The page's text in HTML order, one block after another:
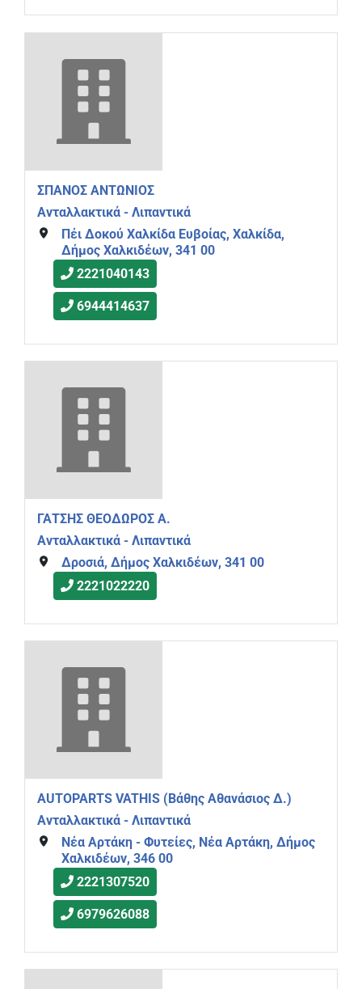
ΣΠΑΝΟΣ ΑΝΤΩΝΙΟΣ
Ανταλλακτικά - Λιπαντικά
Πέι Δοκού Χαλκίδα Ευβοίας, Χαλκίδα,
Δήμος Χαλκιδέων, 341 00
2221040143
6944414637
ΓΑΤΣΗΣ ΘΕΟΔΩΡΟΣ Α.
Ανταλλακτικά - Λιπαντικά
Δροσιά, Δήμος Χαλκιδέων, 341 00
2221022220
AUTOPARTS VATHIS (Βάθης Αθανάσιος Δ.)
Ανταλλακτικά - Λιπαντικά
Νέα Αρτάκη - Φυτείες, Νέα Αρτάκη, Δήμος
Χαλκιδέων, 346 00
2221307520
6979626088